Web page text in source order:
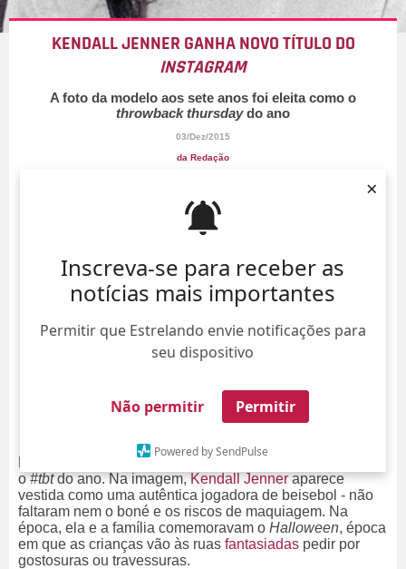
Inscreva-se para receber as
notícias mais importantes
Permitir que Estrelando envie notificações para
seu dispositivo
Não permitir Permitir
Powered by SendPulse
×
KENDALL JENNER GANHA NOVO TÍTULO DO
INSTAGRAM
A foto da modelo aos sete anos foi eleita como o
throwback thursdaydo ano
03/Dez/2015
da Redação
Primeira série, tranças e uma carinha de danada. Esse é
o#tbtdo ano. Na imagem,Kendall Jenneraparece
vestida como uma autêntica jogadora de beisebol - não
faltaram nem o boné e os riscos de maquiagem. Na
época, ela e a família comemoravam o Halloween, época
em que as crianças vão às ruas fantasiadas pedir por
gostosuras ou travessuras.